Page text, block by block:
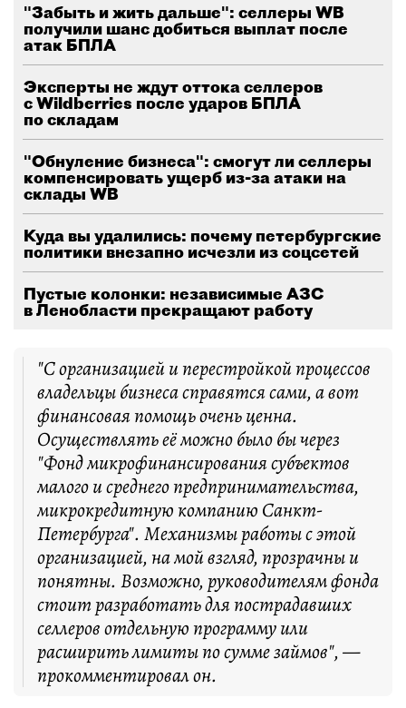
"Забыть и жить дальше": селлеры WB
получили шанс добиться выплат после
атак БПЛА
Эксперты не ждут оттока селлеров
с Wildberries после ударов БПЛА
по складам
"Обнуление бизнеса": смогут ли селлеры
компенсировать ущерб из-за атаки на
склады WB
Куда вы удалились: почему петербургские
политики внезапно исчезли из соцсетей
Пустые колонки: независимые АЗС
в Ленобласти прекращают работу
"С организацией и перестройкой процессов
владельцы бизнеса справятся сами, а вот
финансовая помощь очень ценна.
Осуществлять её можно было бы через
"Фонд микрофинансирования субъектов
малого и среднего предпринимательства,
микрокредитную компанию Санкт-
Петербурга". Механизмы работы с этой
организацией, на мой взгляд, прозрачны и
понятны. Возможно, руководителям фонда
стоит разработать для пострадавших
селлеров отдельную программу или
расширить лимиты по сумме займов", —
прокомментировал он.